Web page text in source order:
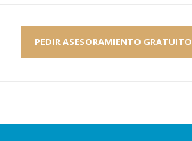
PEDIR ASESORAMIENTO GRATUITO